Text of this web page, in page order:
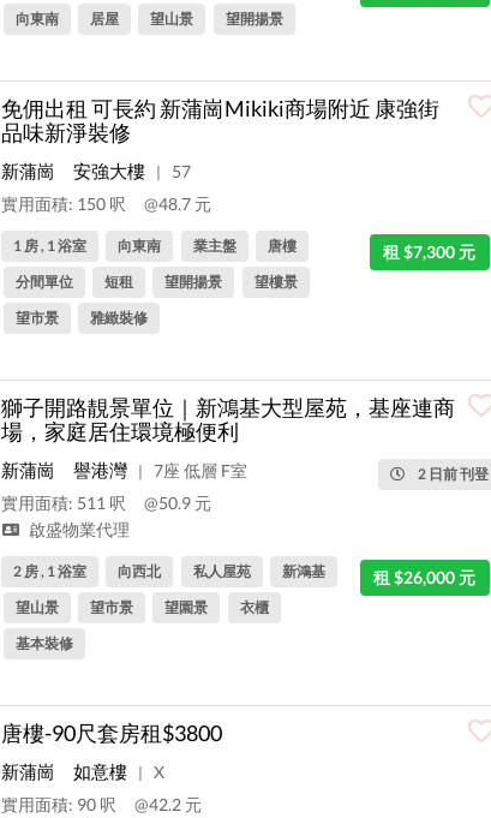
向東南
居屋 望山景 望開揚景
免佣出租 可長約 新蒲崗Mikiki商場附近 康強街
品味新淨裝修
新蒲崗 安強大樓 |
57
實用面積: 150 呎
@48.7 元
租 $7,300 元
1 房 , 1 浴室 向東南 業主盤
唐樓
分間單位
短租 望開揚景
望樓景
望市景
雅緻裝修
獅子開路靚景單位｜新鴻基大型屋苑，基座連商
場，家庭居住環境極便利
2 日前 刊登
新蒲崗 譽港灣 |
7座 低層 F室
實用面積: 511 呎
@50.9 元
啟盛物業代理
租 $26,000 元
2 房 , 1 浴室 向西北 私人屋苑
新鴻基
望山景
望市景 望園景
衣櫃
基本裝修
唐樓-90尺套房租$3800
新蒲崗 如意樓 |
X
實用面積: 90 呎
@42.2 元